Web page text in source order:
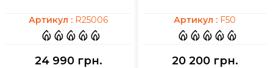
Артикул : R25006
24 990 грн.
Артикул : F50
20 200 грн.